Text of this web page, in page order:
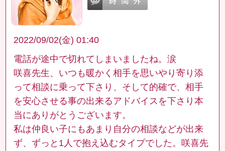
2022/09/02(金) 01:40
電話が途中で切れてしまいましたね。涙
咲喜先生、いつも暖かく相手を思いやり寄り添
って相談に乗って下さり、そして的確で、相手
を安心させる事の出来るアドバイスを下さり本
当にありがとうございます。
私は仲良い子にもあまり自分の相談などが出来
ず、ずっと1人で抱え込むタイプでした。咲喜先